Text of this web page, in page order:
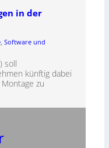
in der
, Software und
soll
künftig dabei
zu